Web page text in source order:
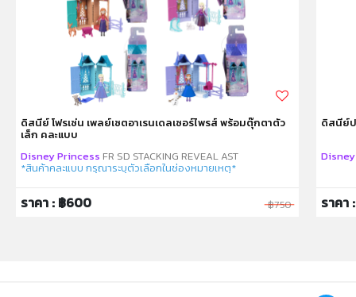
ดิสนีย์ โฟรเซ่น เพลย์เซตอาเรนเดลเซอร์ไพรส์ พร้อมตุ๊กตาตัว
เล็ก คละแบบ
Disney Princess FR SD STACKING REVEAL AST
*สินค้าคละแบบ กรุณาระบุตัวเลือกในช่องหมายเหตุ*
ราคา : ฿600 ฿750
ดิสนีย์ป
ราคา